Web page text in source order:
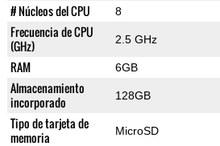
# Núcleos del CPU 8
Frecuencia de CPU
(GHz)
2.5 GHz
RAM 6GB
Almacenamiento
incorporado
128GB
Tipo de tarjeta de
memoria
MicroSD